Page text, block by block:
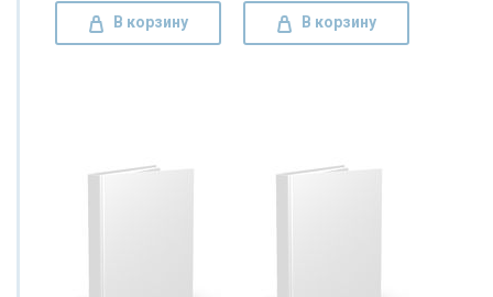
В корзину В корзину